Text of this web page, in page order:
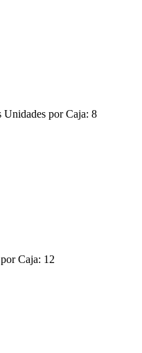
por Caja: 8
Caja: 12